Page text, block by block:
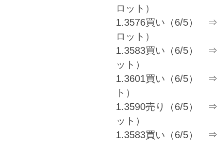
ロット）
1.3576買い（6/5） ⇒
ロット）
1.3583買い（6/5） ⇒
ット）
1.3601買い（6/5） ⇒
ト）
1.3590売り（6/5） ⇒
ット）
1.3583買い（6/5） ⇒